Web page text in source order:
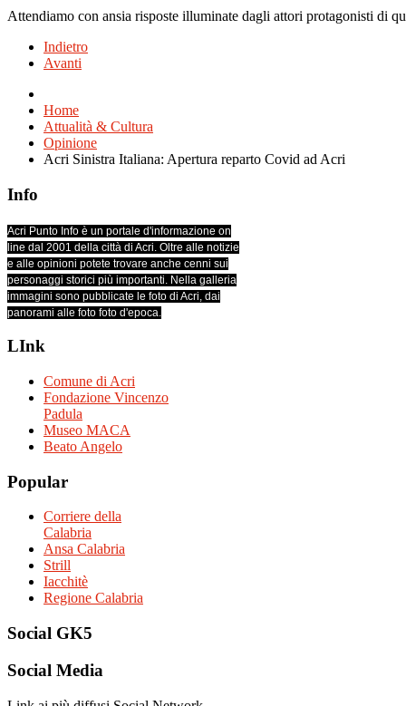
Attendiamo con ansia risposte illuminate dagli attori protagonisti di
Indietro
Avanti
Home
Attualità & Cultura
Opinione
Acri Sinistra Italiana: Apertura reparto Covid ad Acri
Info
Acri Punto Info è un portale d'informazione on
line dal 2001 della città di Acri. Oltre alle notizie
e alle opinioni potete trovare anche cenni sui
personaggi storici più importanti. Nella galleria
immagini sono pubblicate le foto di Acri, dai
panorami alle foto foto d'epoca.
LInk
Comune di Acri
Fondazione Vincenzo
Padula
Museo MACA
Beato Angelo
Popular
Corriere della
Calabria
Ansa Calabria
Strill
Iacchitè
Regione Calabria
Social GK5
Social Media